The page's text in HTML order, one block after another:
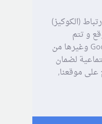
(الكوكيز)
و تتم
مشاركة بعض المعلومات مع Google وغيرها من
لضمان
موقعنا,